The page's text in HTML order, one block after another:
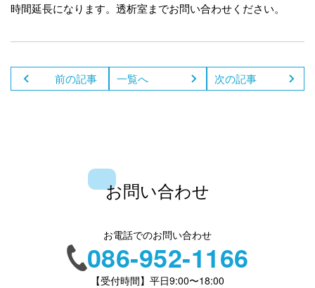
時間延長になります。透析室までお問い合わせください。
前の記事 一覧へ 次の記事
お問い合わせ
お電話でのお問い合わせ
086-952-1166
【受付時間】平日9:00〜18:00